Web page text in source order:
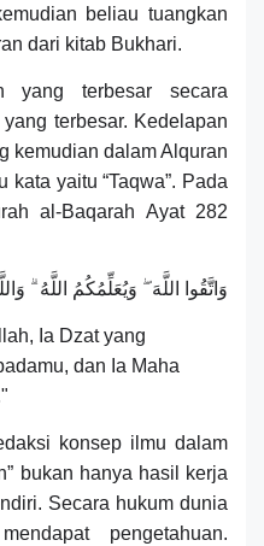
beliau tuangkan
dari kitab Bukhari.
yang terbesar secara
terbesar. Kedelapan
kemudian dalam Alquran
yaitu “Taqwa”. Pada
al-Baqarah Ayat 282
وَاتَّقُوا اللَّهَ ۖ وَيُعَلِّمُكُمُ اللَّهُ
Ia Dzat yang
dan Ia Maha
konsep ilmu dalam
bukan hanya hasil kerja
Secara hukum dunia
pengetahuan.